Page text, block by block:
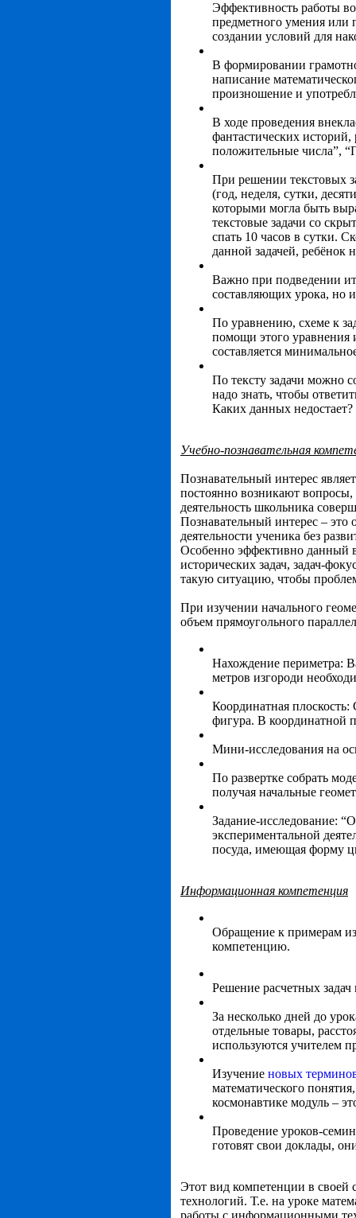
Эффективность работы
предметного умения или
создании условий для
В формировании
написание
произношение и
В ходе проведения
фантастических
положительные числа”,
При решении текстовых
(год, неделя, сутки,
которыми могла быть
текстовые задачи со
спать 10 часов в сутки.
данной задачей, ребёнок
Важно при подведении
составляющих урока, но
По уравнению, схеме к
помощи этого уравнения
составляется
По тексту задачи можно
надо знать, чтобы
Каких данных недостает?
Учебно-познавательная
Познавательный интерес
постоянно возникают
деятельность школьника
Познавательный интерес –
деятельности ученика без
Особенно эффективно данный
исторических задач, задач-
такую ситуацию, чтобы
При изучении начального
объем прямоугольного
Нахождение периметра:
метров изгороди
Координатная плоскость:
фигура. В координатной
Мини-исследования на
По развертке собрать
получая начальные
Задание-исследование:
экспериментальной
посуда, имеющая форму
Информационная компетенция
Обращение к примерам
компетенцию.
Решение расчетных
За несколько дней до
отдельные товары,
используются учителем
Изучение новых
математического
космонавтике модуль –
Проведение уроков-
готовят свои доклады,
Этот вид компетенции в своей
технологий. Т.е. на уроке
работы с информационными